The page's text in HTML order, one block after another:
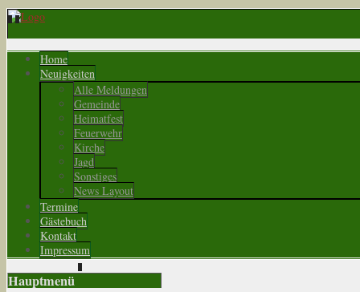
Home
Neuigkeiten
Alle Meldungen
Gemeinde
Heimatfest
Feuerwehr
Kirche
Jagd
Sonstiges
News Layout
Termine
Gästebuch
Kontakt
Impressum
Hauptmenü